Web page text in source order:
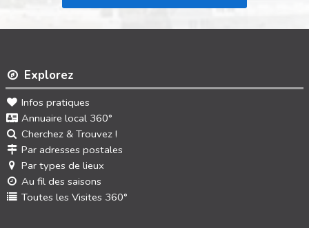
Explorez
Infos pratiques
Annuaire local 360°
Cherchez & Trouvez !
Par adresses postales
Par types de lieux
Au fil des saisons
Toutes les Visites 360°